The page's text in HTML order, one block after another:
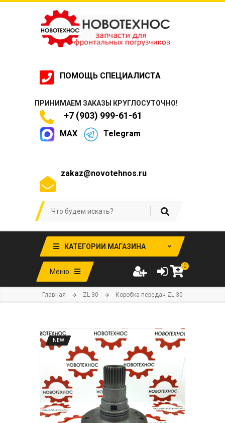
ПОМОЩЬ СПЕЦИАЛИСТА
ПРИНИМАЕМ ЗАКАЗЫ КРУГЛОСУТОЧНО!
+7 (903) 999-61-61
MAX Telegram
zakaz@novotehnos.ru
КАТЕГОРИИ МАГАЗИНА
Меню
0
Главная ZL-30 Коробка-передач ZL-30
NEW